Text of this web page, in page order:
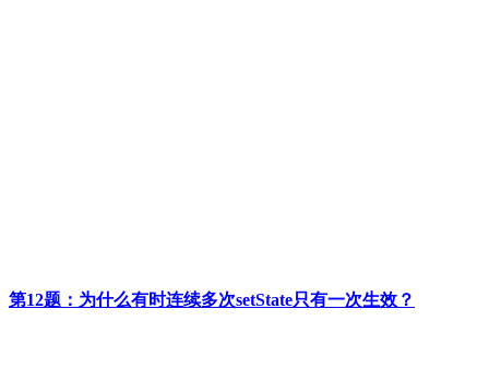
第12题：为什么有时连续多次setState只有一次生效？